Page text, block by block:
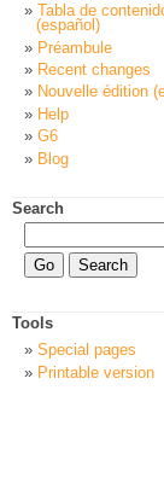
Tabla de
(español)
Préambule
Recent changes
Nouvelle édition
Help
G6
Blog
Search
Tools
Special pages
Printable version